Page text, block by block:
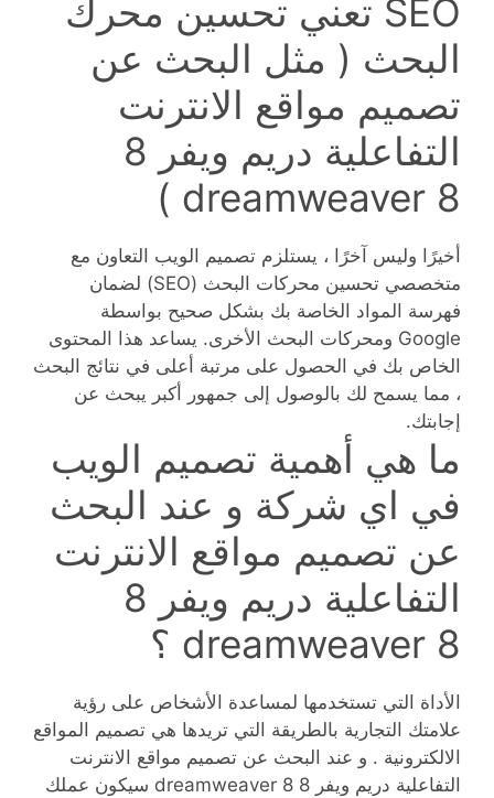
SEO تعني تحسين محرك
البحث ( مثل البحث عن
تصميم مواقع الانترنت
التفاعلية دريم ويفر 8
dreamweaver 8 )
أخيرًا وليس آخرًا ، يستلزم تصميم الويب التعاون مع
متخصصي تحسين محركات البحث (SEO) لضمان
فهرسة المواد الخاصة بك بشكل صحيح بواسطة
Google ومحركات البحث الأخرى. يساعد هذا المحتوى
الخاص بك في الحصول على مرتبة أعلى في نتائج البحث
، مما يسمح لك بالوصول إلى جمهور أكبر يبحث عن
إجابتك.
ما هي أهمية تصميم الويب
في اي شركة و عند البحث
عن تصميم مواقع الانترنت
التفاعلية دريم ويفر 8
dreamweaver 8 ؟
الأداة التي تستخدمها لمساعدة الأشخاص على رؤية
علامتك التجارية بالطريقة التي تريدها هي تصميم المواقع
الالكترونية . و عند البحث عن تصميم مواقع الانترنت
التفاعلية دريم ويفر 8 dreamweaver 8 سيكون عملك